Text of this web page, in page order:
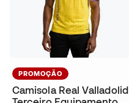
PROMOÇÃO
Camisola Real Valladolid